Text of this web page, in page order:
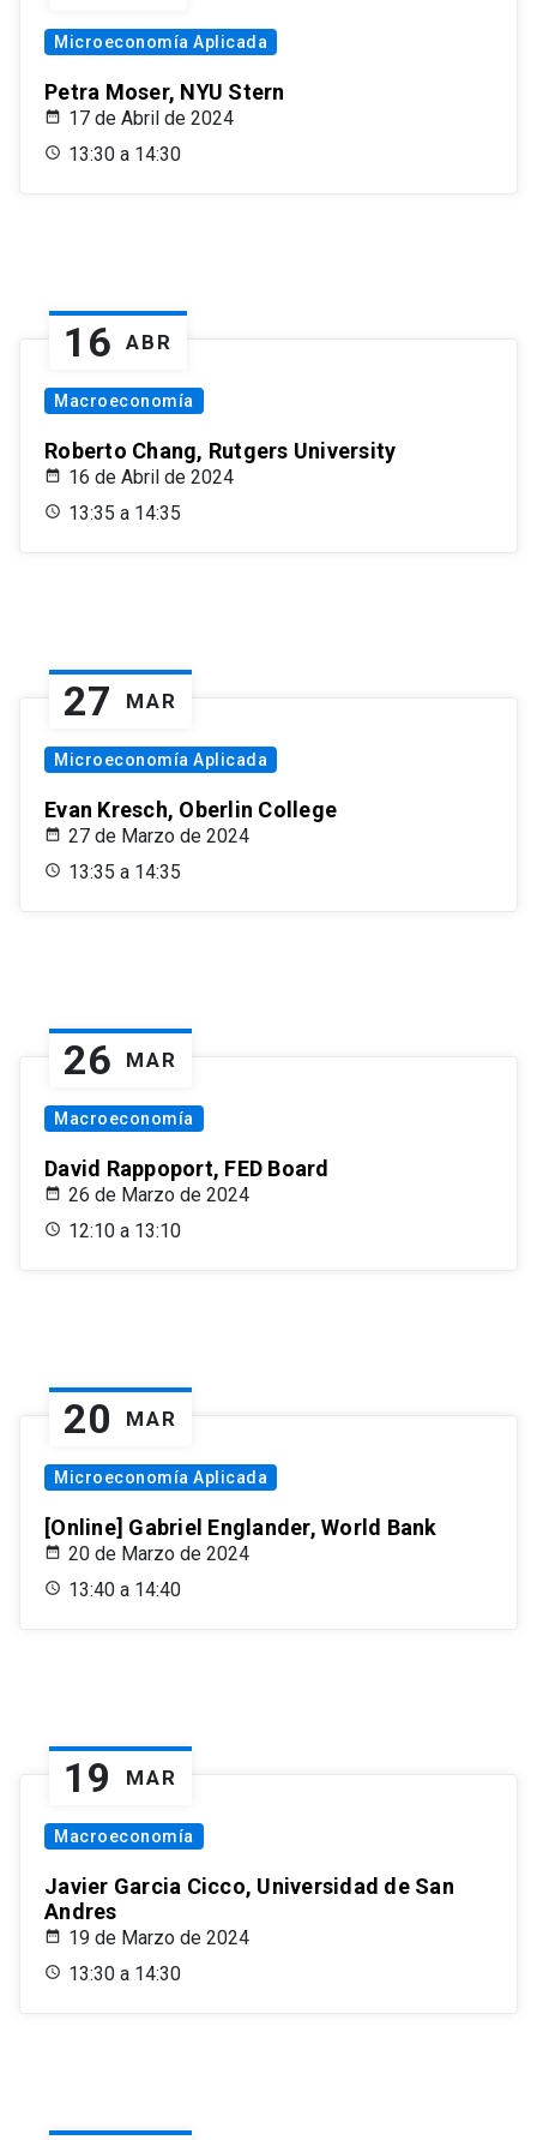
Microeconomía Aplicada
Petra Moser, NYU Stern
17 de Abril de 2024
13:30 a 14:30
16 ABR
Macroeconomía
Roberto Chang, Rutgers University
16 de Abril de 2024
13:35 a 14:35
27 MAR
Microeconomía Aplicada
Evan Kresch, Oberlin College
27 de Marzo de 2024
13:35 a 14:35
26 MAR
Macroeconomía
David Rappoport, FED Board
26 de Marzo de 2024
12:10 a 13:10
20 MAR
Microeconomía Aplicada
[Online] Gabriel Englander, World Bank
20 de Marzo de 2024
13:40 a 14:40
19 MAR
Macroeconomía
Javier Garcia Cicco, Universidad de San
Andres
19 de Marzo de 2024
13:30 a 14:30